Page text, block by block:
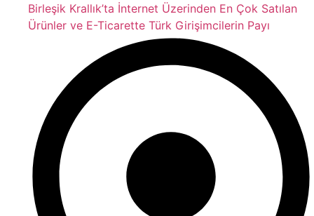
Birleşik Krallık’ta İnternet Üzerinden En Çok Satılan
Ürünler ve E-Ticarette Türk Girişimcilerin Payı